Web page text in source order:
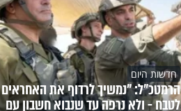
חדשות היום
הרמטכ"ל: "נמשיך לרדוף את האחראים
לטבח - ולא נרפה עד שנבוא חשבון עם